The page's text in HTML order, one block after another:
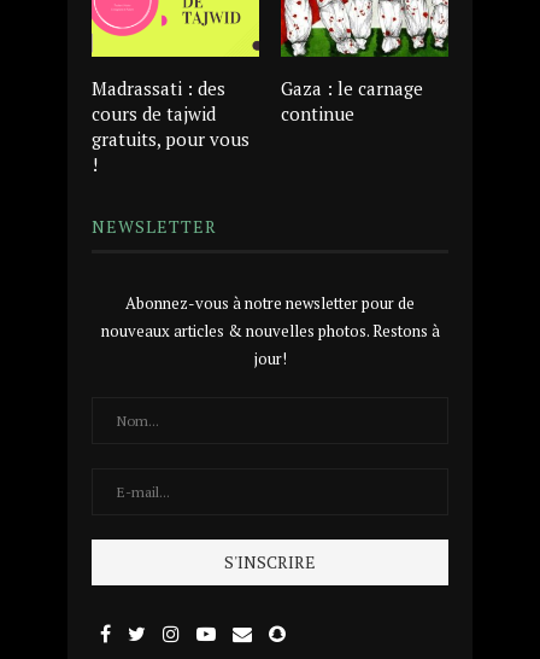
Madrassati : des
cours de tajwid
gratuits, pour vous
!
Gaza : le carnage
continue
NEWSLETTER
Abonnez-vous à notre newsletter pour de
nouveaux articles & nouvelles photos. Restons à
jour!